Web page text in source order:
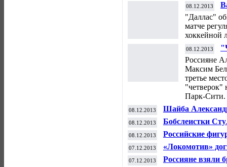
08.12.2013
"Даллас"
матче
хоккейной
08.12.2013
Россияне
Максим
третье
"четверок"
Парк-Сити.
08.12.2013
Шайба
победить
08.12.2013
Бобслеистки
этапе КМ в
08.12.2013
Российские
при
07.12.2013 «Локомотив»
07.12.2013 Россияне взяли